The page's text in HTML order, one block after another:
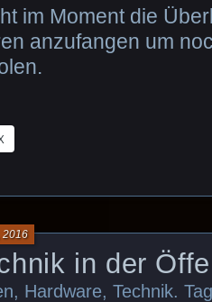
im Moment die
anzufangen um
in der
2016
, Hardware, Technik.